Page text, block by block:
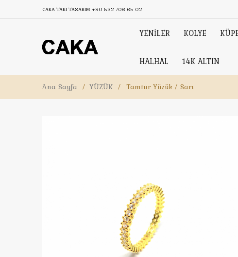
CAKA TAKI TASARIM +90 532 706 65 02
YENİLER KOLYE
HALHAL 14K ALTIN
Ana Sayfa / YÜZÜK / Tamtur Yüzük / Sarı